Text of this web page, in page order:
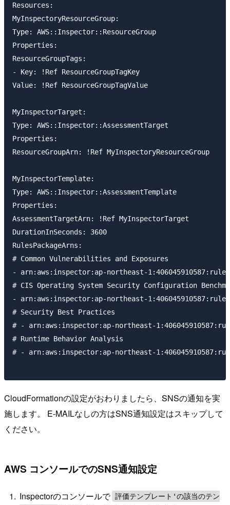
Resources:
MyInspectoryResourceGroup:
Type: AWS::Inspector::ResourceGroup
Properties:
ResourceGroupTags:
- Key: !Ref ResourceGroupTagKey
Value: !Ref ResourceGroupTagValue
MyInspectorTarget:
Type: AWS::Inspector::AssessmentTarget
Properties:
ResourceGroupArn: !Ref MyInspectoryResourceGroup
MyInspectorTemplate:
Type: AWS::Inspector::AssessmentTemplate
Properties:
AssessmentTargetArn: !Ref MyInspectorTarget
DurationInSeconds: 3600
RulesPackageArns:
# Common Vulnerabilities and Exposures
- arn:aws:inspector:ap-northeast-
# CIS Operating System Security Configuration
- arn:aws:inspector:ap-northeast-
# Security Best Practices
# - arn:aws:inspector:ap-northeast-
# Runtime Behavior Analysis
# - arn:aws:inspector:ap-northeast-
CloudFormationの設定がおわりましたら、SNSの通知を実
施します。 E-MAILなしの方はSNS通知設定はスキップして
ください。
AWS コンソールでのSNS通知設定
Inspectorのコンソールで 評価テンプレート'の該当のテン